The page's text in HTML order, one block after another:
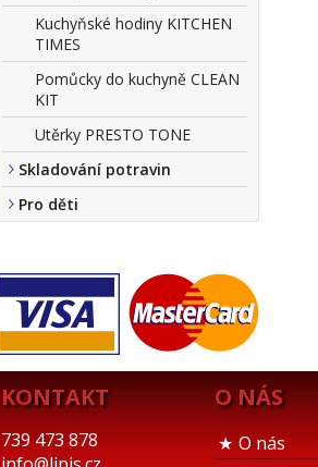
Kuchyňské hodiny KITCHEN
TIMES
Pomůcky do kuchyně CLEAN
KIT
Utěrky PRESTO TONE
Skladování potravin
Pro děti
KONTAKT
739 473 878
O NÁS
O nás